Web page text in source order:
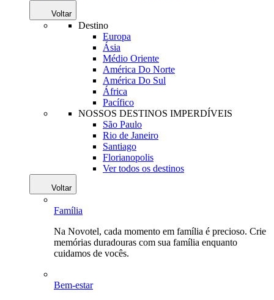
Voltar
Destino
Europa
Ásia
Médio Oriente
América Do Norte
América Do Sul
África
Pacífico
NOSSOS DESTINOS IMPERDÍVEIS
São Paulo
Rio de Janeiro
Santiago
Florianopolis
Ver todos os destinos
Voltar
Família
Na Novotel, cada momento em família é precioso. Crie
memórias duradouras com sua família enquanto
cuidamos de vocês.
Bem-estar